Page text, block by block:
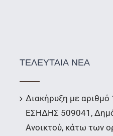
ΤΕΛΕΥΤΑΙΑ ΝΕΑ
Διακήρυξη με
ΕΣΗΔΗΣ 509041,
Ανοικτού, κάτω των